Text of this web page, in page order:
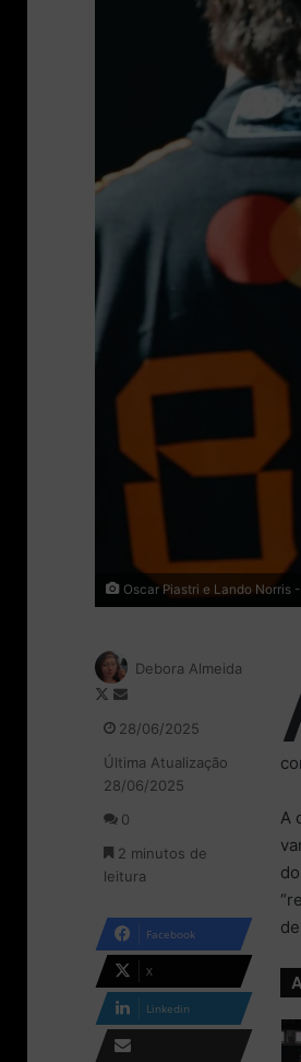
Oscar Piastri e Lando Norris
A
Debora Almeida
F
l
o
n
X
d
e
e
-
a
i
l
28/06/2025
Última Atualização
28/06/2025
0
2 minutos de
leitura
Facebook
X
Linkedin